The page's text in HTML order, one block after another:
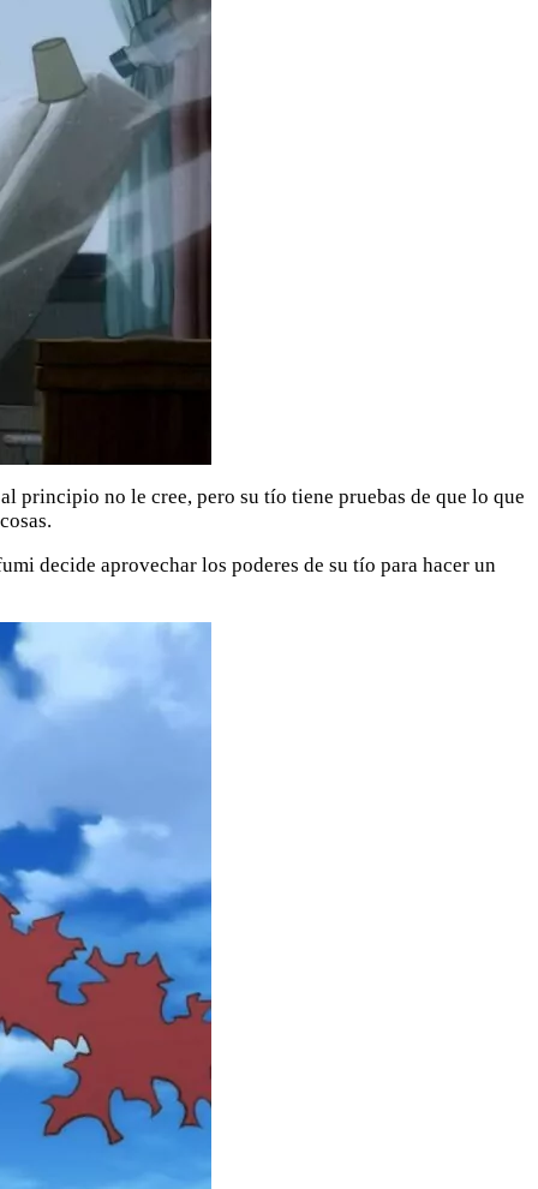
principio no le cree, pero su tío tiene pruebas de que lo que
decide aprovechar los poderes de su tío para hacer un